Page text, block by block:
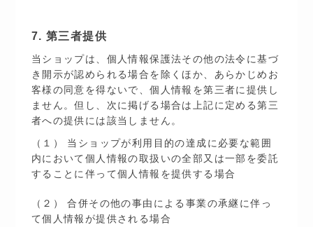
7. 第三者提供
当ショップは、個人情報保護法その他の法令に基づ
き開示が認められる場合を除くほか、あらかじめお
客様の同意を得ないで、個人情報を第三者に提供し
ません。但し、次に掲げる場合は上記に定める第三
者への提供には該当しません。
（１） 当ショップが利用目的の達成に必要な範囲
内において個人情報の取扱いの全部又は一部を委託
することに伴って個人情報を提供する場合
（２） 合併その他の事由による事業の承継に伴っ
て個人情報が提供される場合